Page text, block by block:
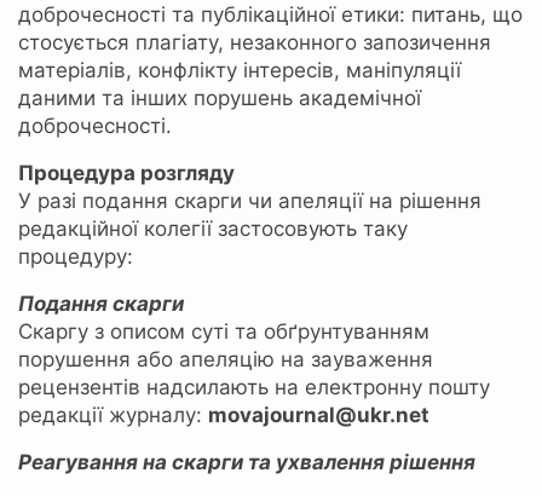
доброчесності та публікаційної етики: питань, що
стосується плагіату, незаконного запозичення
матеріалів, конфлікту інтересів, маніпуляції
даними та інших порушень академічної
доброчесності.
Процедура розгляду
У разі подання скарги чи апеляції на рішення
редакційної колегії застосовують таку
процедуру:
Подання скарги
Скаргу з описом суті та обґрунтуванням
порушення або апеляцію на зауваження
рецензентів надсилають на електронну пошту
редакції журналу: movajournal@ukr.net
Реагування на скарги та ухвалення рішення